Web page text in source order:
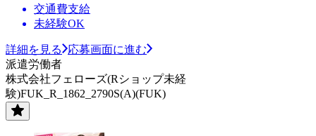
交通費支給
未経験OK
詳細を見る
応募画面に進む
派遣労働者
株式会社フェローズ(Rショップ未経
験)FUK_R_1862_2790S(A)(FUK)